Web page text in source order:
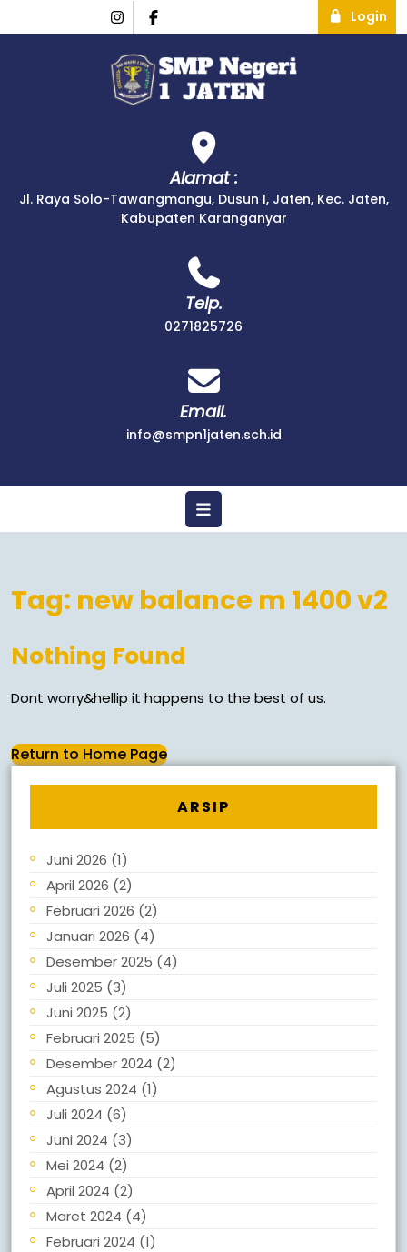
Login
Alamat :
Jl. Raya Solo-Tawangmangu, Dusun I, Jaten, Kec. Jaten,
Kabupaten Karanganyar
Telp.
0271825726
Email.
info@smpn1jaten.sch.id
Tag: new balance m 1400 v2
Nothing Found
Dont worry&hellip it happens to the best of us.
Return to Home Page
ARSIP
Juni 2026 (1)
April 2026 (2)
Februari 2026 (2)
Januari 2026 (4)
Desember 2025 (4)
Juli 2025 (3)
Juni 2025 (2)
Februari 2025 (5)
Desember 2024 (2)
Agustus 2024 (1)
Juli 2024 (6)
Juni 2024 (3)
Mei 2024 (2)
April 2024 (2)
Maret 2024 (4)
Februari 2024 (1)